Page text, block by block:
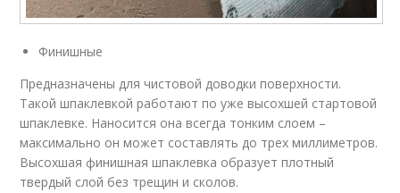
Финишные
Предназначены для чистовой доводки поверхности.
Такой шпаклевкой работают по уже высохшей стартовой
шпаклевке. Наносится она всегда тонким слоем –
максимально он может составлять до трех миллиметров.
Высохшая финишная шпаклевка образует плотный
твердый слой без трещин и сколов.